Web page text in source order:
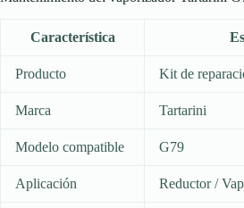
Característica
Producto Kit de
Marca Tartarini
Modelo compatible G79
Aplicación Reductor /